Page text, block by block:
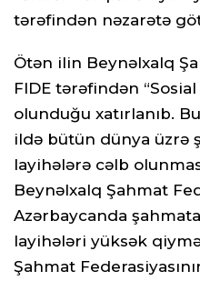
tərəfindən nəzarətə
Ötən ilin Beynəlxalq
FIDE tərəfindən
olunduğu xatırlanıb.
ildə bütün dünya üzrə
layihələrə cəlb
Beynəlxalq Şahmat
Azərbaycanda
layihələri yüksək
Şahmat